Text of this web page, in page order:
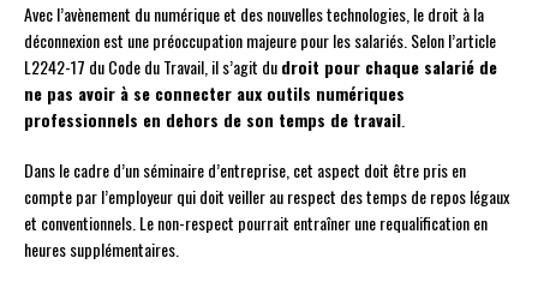
Avec l’avènement du numérique et des nouvelles technologies, le droit à la
déconnexion est une préoccupation majeure pour les salariés. Selon l’article
L2242-17 du Code du Travail, il s’agit dudroit pour chaque salarié de
ne pas avoir à se connecter aux outils numériques
professionnels en dehors de son temps de travail.
Dans le cadre d’un séminaire d’entreprise, cet aspect doit être pris en
compte par l’employeur qui doit veiller au respect des temps de repos légaux
et conventionnels. Le non-respect pourrait entraîner une requalification en
heures supplémentaires.